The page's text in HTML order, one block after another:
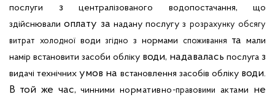
послуги
з централізованого водопостачання, що
здійснювали оплату за надану послугу з розрахунку обсягу
витрат холодноїводи згідно з нормами споживання та мали
намір встановити засоби обліку води, надавалась послуга з
видачі технічних умов на встановлення засобів облікуводи.
В той же час,чинними нормативно-правовими актами не